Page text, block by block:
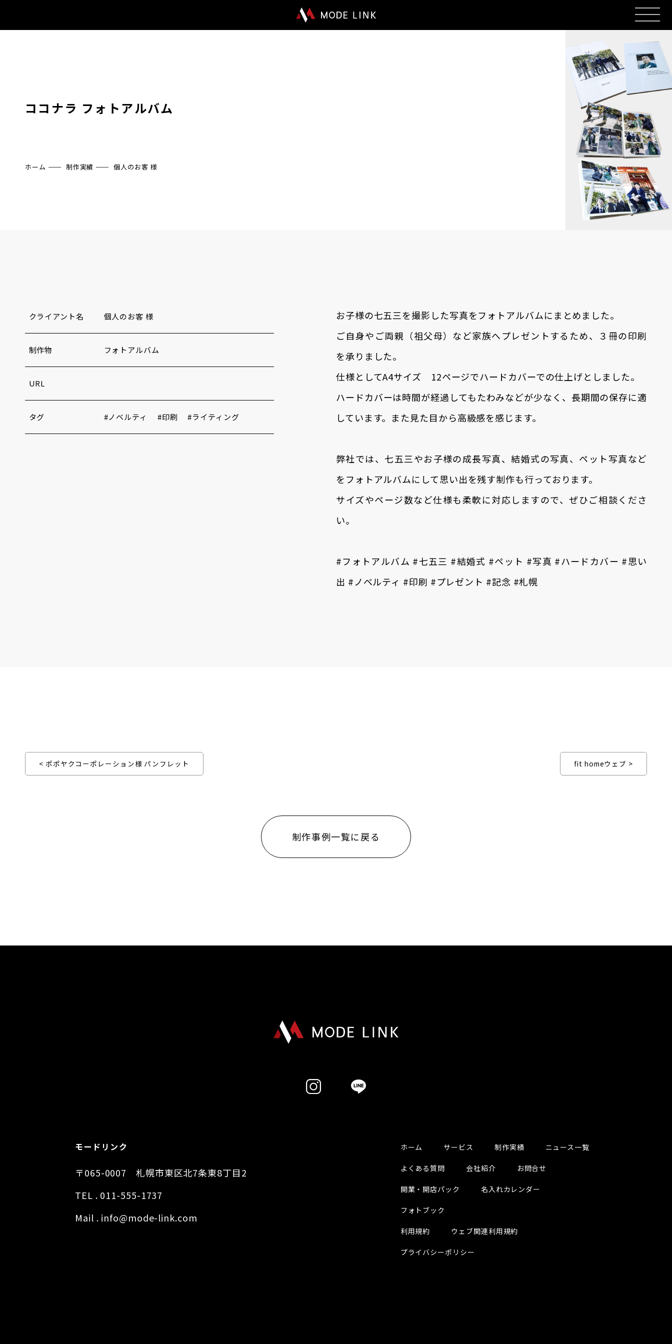
ココナラ フォトアルバム
ホーム 制作実績 個人のお客 様
クライアント名 個人のお客 様
制作物 フォトアルバム
URL
タグ ノベルティ 印刷 ライティング
お子様の七五三を撮影した写真をフォトアルバムにまとめました。
ご自身やご両親（祖父母）など家族へプレゼントするため、３冊の印刷
を承りました。
仕様としてA4サイズ 12ページでハードカバーでの仕上げとしました。
ハードカバーは時間が経過してもたわみなどが少なく、長期間の保存に適
しています。また見た目から高級感を感じます。
弊社では、七五三やお子様の成長写真、結婚式の写真、ペット写真など
をフォトアルバムにして思い出を残す制作も行っております。
サイズやページ数など仕様も柔軟に対応しますので、ぜひご相談くださ
い。
#フォトアルバム #七五三 #結婚式 #ペット #写真 #ハードカバー #思い
出 #ノベルティ #印刷 #プレゼント #記念 #札幌
< ポポヤクコーポレーション様 パンフレット fit homeウェブ >
制作事例一覧に戻る
モードリンク
〒065-0007 札幌市東区北7条東8丁目2
TEL . 011-555-1737
Mail . info@mode-link.com
ホーム サービス 制作実績 ニュース一覧
よくある質問 会社紹介 お問合せ
開業・開店パック 名入れカレンダー
フォトブック
利用規約 ウェブ関連利用規約
プライバシーポリシー